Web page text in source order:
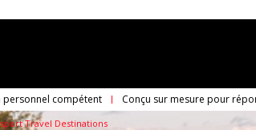
personnel compétent Conçu sur mesure pour
Travel Destinations